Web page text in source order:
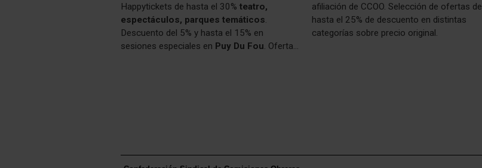
Happytickets de hasta el 30%teatro,
espectáculos, parques temáticos.
Descuento del 5% y hasta el 15% en
sesiones especiales en Puy Du Fou. Oferta
afiliación de CCOO. Selección de ofertas de
hasta el 25% de descuento en distintas
categorías sobre precio original.